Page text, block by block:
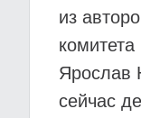
из
Ярослав
сейчас